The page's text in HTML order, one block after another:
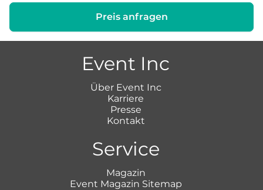
Preis anfragen
Event Inc
Über Event Inc
Karriere
Presse
Kontakt
Service
Magazin
Event Magazin Sitemap